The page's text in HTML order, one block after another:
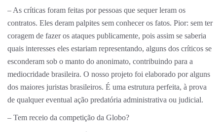
– As críticas foram feitas por pessoas que sequer leram os
contratos. Eles deram palpites sem conhecer os fatos. Pior: sem ter
coragem de fazer os ataques publicamente, pois assim se saberia
quais interesses eles estariam representando, alguns dos críticos se
esconderam sob o manto do anonimato, contribuindo para a
mediocridade brasileira. O nosso projeto foi elaborado por alguns
dos maiores juristas brasileiros. É uma estrutura perfeita, à prova
de qualquer eventual ação predatória administrativa ou judicial.
– Tem receio da competição da Globo?